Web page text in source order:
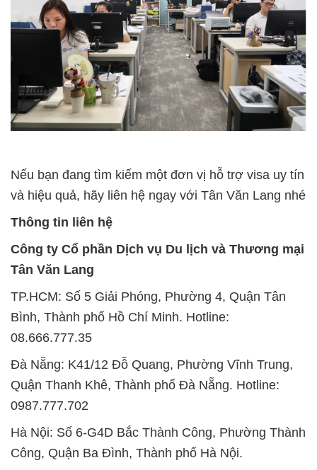
Nếu bạn đang tìm kiếm một đơn vị hỗ trợ visa uy tín
và hiệu quả, hãy liên hệ ngay với Tân Văn Lang nhé
Thông tin liên hệ
Công ty Cổ phần Dịch vụ Du lịch và Thương mại
Tân Văn Lang
TP.HCM: Số 5 Giải Phóng, Phường 4, Quận Tân
Bình, Thành phố Hồ Chí Minh. Hotline:
08.666.777.35
Đà Nẵng: K41/12 Đỗ Quang, Phường Vĩnh Trung,
Quận Thanh Khê, Thành phố Đà Nẵng. Hotline:
0987.777.702
Hà Nội: Số 6-G4D Bắc Thành Công, Phường Thành
Công, Quận Ba Đình, Thành phố Hà Nội.